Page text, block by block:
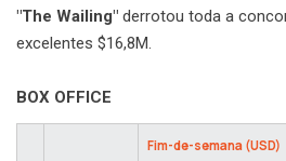
"The Wailing" derrotou toda a
excelentes $16,8M.
BOX OFFICE
Fim-de-semana (USD)